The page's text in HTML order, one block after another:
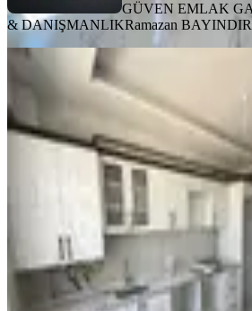
GÜVEN EMLAK
& DANIŞMANLIKRamazan BAYINDIR
YENİ
Koz Emlak'tan
Civarı Sıfır 3+1
Yeşilyurt, Çavuşoğlu
3+1·120 m²·1. Kat·
22.000 ₺
KOZ YATIRIMMurat Can korkmaz